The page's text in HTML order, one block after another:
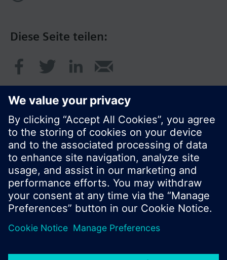
Diese Seite teilen:
© Siemens Schweiz AG 2017
Produktangebot und Preise können pro Land
variieren.